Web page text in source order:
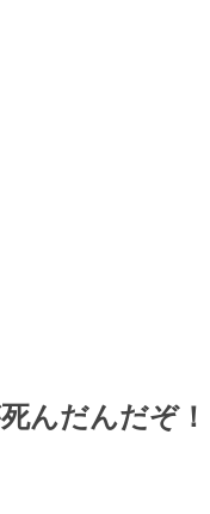
んだんだぞ！